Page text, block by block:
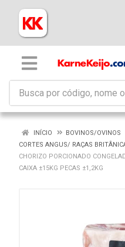
INÍCIO
BOVINOS/OVINOS
CORTES ANGUS/ RAÇAS
CHORIZO PORCIONADO
CAIXA ±15KG PECAS ±1,2KG